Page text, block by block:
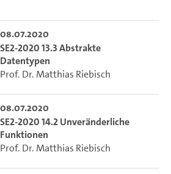
08.07.2020
SE2-2020 13.3 Abstrakte
Datentypen
Prof. Dr. Matthias Riebisch
08.07.2020
SE2-2020 14.2 Unveränderliche
Funktionen
Prof. Dr. Matthias Riebisch